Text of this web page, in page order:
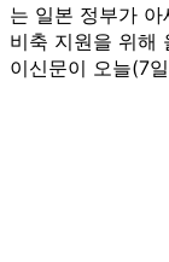
는 일본 정부가
비축 지원을 위해
이신문이 오늘(7